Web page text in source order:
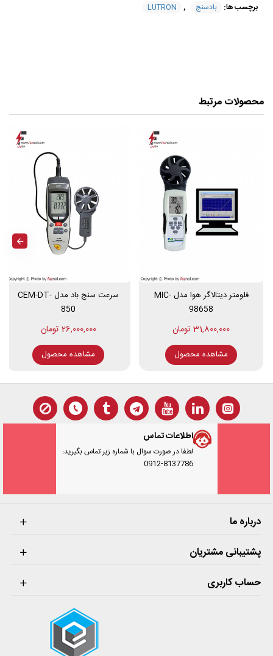
کارکرد آسان، طراحی جمع و جور
متر بر ثانیه: 0.4 تا 30
کیلومتر در ساعت: 1.4 تا 108
نرخ نمونه برداری 1 بار در ثانیه
قابلیت خاموش شدن خودکار (بعد از 10 دقیقه)
دارای نشانگر کم بودن باتری
منبع تغذیه باتری 9 ولت
گواهینامه های محصول CE
دمای کارکرد 32 تا 122 درجه فارنهایت (0 تا 50 درجه سانتی گراد)
دمای ذخیره سازی 14 تا 140 درجه فارنهایت (10- تا 60 درجه
محدوده رطوبت عملیاتی 10-80٪
ابعاد 6.1 × 2.4 × 1.3 اینچ (156 × 60 × 33 میلی متر)
این محصول دارای دو سال گارانتی و دو سال خدمات پس ازفروش است.
برچسب ها: بادسنج ,
LUTRON
محصولات مرتبط
فلومتر دیتالاگر هوا مدل MIC-
98658
31,800,000 تومان
مشاهده محصول
سرعت سنج باد مدل CEM-DT-
850
26,000,000 تومان
مشاهده محصول
اطلاعات تماس
لطفا در صورت سوال با شماره زیر تماس بگیرید:
0912-8137786
درباره ما
پشتیبانی مشتریان
حساب کاربری